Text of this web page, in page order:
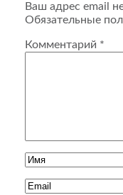
Ваш адрес email
Обязательные
Комментарий *